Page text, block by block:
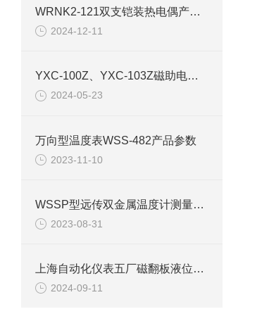
WRNK2-121双支铠装热电偶产品详情
2024-12-11
YXC-100Z、YXC-103Z磁助电接点压力表产品介绍
2024-05-23
万向型温度表WSS-482产品参数
2023-11-10
WSSP型远传双金属温度计测量特点介绍
2023-08-31
上海自动化仪表五厂磁翻板液位计检查装置
2024-09-11